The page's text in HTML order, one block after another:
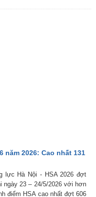
năm 2026: Cao nhất 131
lực Hà Nội - HSA 2026 đợt
23 – 24/5/2026 với hơn
điểm HSA cao nhất đợt 606